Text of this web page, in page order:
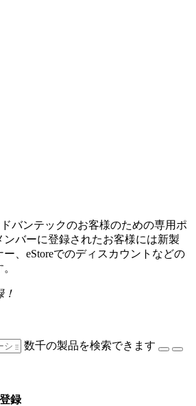
ドバンテックのお客様のための専用ポ
バーに登録されたお客様には新製
、eStoreでのディスカウントなどの
数千の製品を検索できます
録